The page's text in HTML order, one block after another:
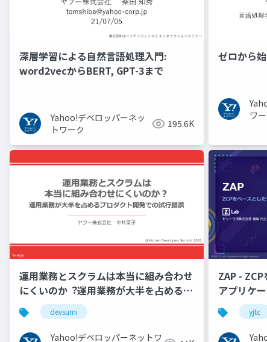
深層学習による自然言語処理入門:
word2vecからBERT, GPT-3まで
Yahoo!デベロッパーネッ
トワーク
195.6K
ゼロから
ワ
運用業務とスクラムは本当に組み合わせ
にくいのか︖運用業務が大半を占めるプ
ロダクト開発での試行錯誤
devsumi
Yahoo!デベロッパーネットワ
ZAP -
アプリケ
YJTC21 B-
yjtc